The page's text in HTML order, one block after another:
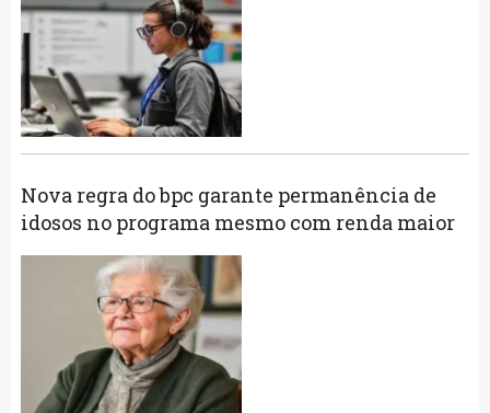
Nova regra do bpc garante permanência de
idosos no programa mesmo com renda maior